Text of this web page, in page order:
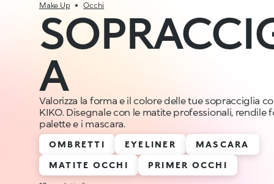
Make Up Occhi
A
Valorizza la forma e il colore delle tue sopracciglia
KIKO. Disegnale con le matite professionali, rendile
palette e i mascara.
OMBRETTI EYELINER
MASCARA
MATITE OCCHI
PRIMER OCCHI